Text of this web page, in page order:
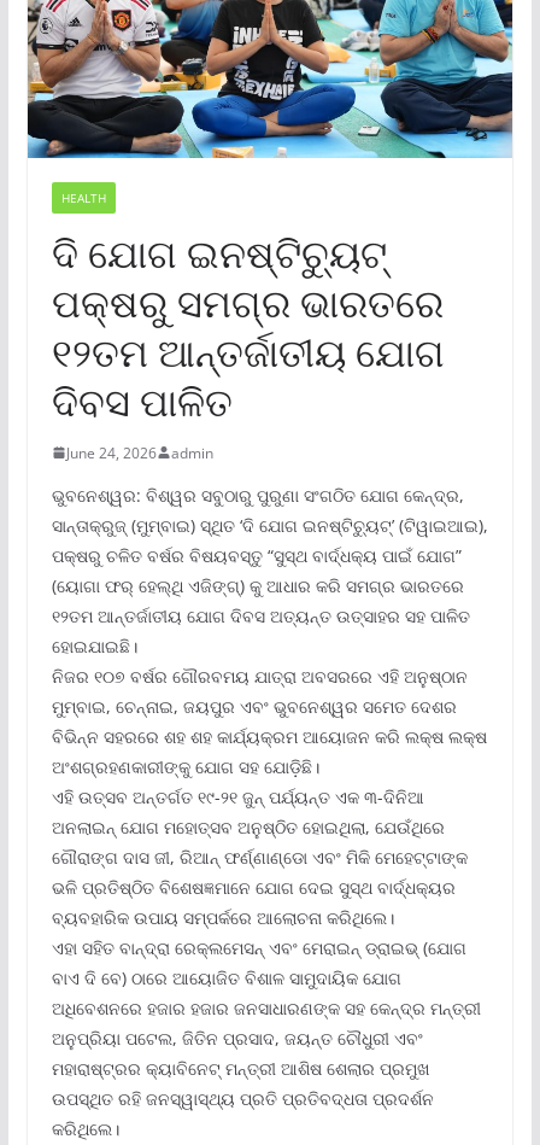
HEALTH
ଦି ଯୋଗ ଇନଷ୍ଟିଚ୍ୟୁଟ୍
ପକ୍ଷରୁ ସମଗ୍ର ଭାରତରେ
୧୨ତମ ଆନ୍ତର୍ଜାତୀୟ ଯୋଗ
ଦିବସ ପାଳିତ
June 24, 2026 admin
ଭୁବନେଶ୍ୱର: ବିଶ୍ୱର ସବୁଠାରୁ ପୁରୁଣା ସଂଗଠିତ ଯୋଗ କେନ୍ଦ୍ର,
ସାନ୍ତାକ୍ରୁଜ୍ (ମୁମ୍ବାଇ) ସ୍ଥିତ ‘ଦି ଯୋଗ ଇନଷ୍ଟିଚ୍ୟୁଟ୍‌’ (ଟିୱାଇଆଇ),
ପକ୍ଷରୁ ଚଳିତ ବର୍ଷର ବିଷୟବସ୍ତୁ “ସୁସ୍ଥ ବାର୍ଦ୍ଧକ୍ୟ ପାଇଁ ଯୋଗ”
(ୟୋଗା ଫର୍ ହେଲ୍ଥି ଏଜିଙ୍ଗ୍‌) କୁ ଆଧାର କରି ସମଗ୍ର ଭାରତରେ
୧୨ତମ ଆନ୍ତର୍ଜାତୀୟ ଯୋଗ ଦିବସ ଅତ୍ୟନ୍ତ ଉତ୍ସାହର ସହ ପାଳିତ
ହୋଇଯାଇଛି।
ନିଜର ୧୦୭ ବର୍ଷର ଗୌରବମୟ ଯାତ୍ରା ଅବସରରେ ଏହି ଅନୁଷ୍ଠାନ
ମୁମ୍ବାଇ, ଚେନ୍ନାଇ, ଜୟପୁର ଏବଂ ଭୁବନେଶ୍ୱର ସମେତ ଦେଶର
ବିଭିନ୍ନ ସହରରେ ଶହ ଶହ କାର୍ଯ୍ୟକ୍ରମ ଆୟୋଜନ କରି ଲକ୍ଷ ଲକ୍ଷ
ଅଂଶଗ୍ରହଣକାରୀଙ୍କୁ ଯୋଗ ସହ ଯୋଡ଼ିଛି।
ଏହି ଉତ୍ସବ ଅନ୍ତର୍ଗତ ୧୯-୨୧ ଜୁନ୍ ପର୍ଯ୍ୟନ୍ତ ଏକ ୩-ଦିନିଆ
ଅନଲାଇନ୍ ଯୋଗ ମହୋତ୍ସବ ଅନୁଷ୍ଠିତ ହୋଇଥିଲା, ଯେଉଁଥିରେ
ଗୌରାଙ୍ଗ ଦାସ ଜୀ, ରିଆନ୍ ଫର୍ଣ୍ଣାଣ୍ଡୋ ଏବଂ ମିକି ମେହେଟ୍ଟାଙ୍କ
ଭଳି ପ୍ରତିଷ୍ଠିତ ବିଶେଷଜ୍ଞମାନେ ଯୋଗ ଦେଇ ସୁସ୍ଥ ବାର୍ଦ୍ଧକ୍ୟର
ବ୍ୟବହାରିକ ଉପାୟ ସମ୍ପର୍କରେ ଆଲୋଚନା କରିଥିଲେ।
ଏହା ସହିତ ବାନ୍ଦ୍ରା ରେକ୍ଲମେସନ୍ ଏବଂ ମେରାଇନ୍ ଡ୍ରାଇଭ୍ (ଯୋଗ
ବାଏ ଦି ବେ) ଠାରେ ଆୟୋଜିତ ବିଶାଳ ସାମୁଦାୟିକ ଯୋଗ
ଅଧିବେଶନରେ ହଜାର ହଜାର ଜନସାଧାରଣଙ୍କ ସହ କେନ୍ଦ୍ର ମନ୍ତ୍ରୀ
ଅନୁପ୍ରିୟା ପଟେଲ, ଜିତିନ ପ୍ରସାଦ, ଜୟନ୍ତ ଚୌଧୁରୀ ଏବଂ
ମହାରାଷ୍ଟ୍ରର କ୍ୟାବିନେଟ୍ ମନ୍ତ୍ରୀ ଆଶିଷ ଶେଲାର ପ୍ରମୁଖ
ଉପସ୍ଥିତ ରହି ଜନସ୍ୱାସ୍ଥ୍ୟ ପ୍ରତି ପ୍ରତିବଦ୍ଧତା ପ୍ରଦର୍ଶନ
କରିଥିଲେ।